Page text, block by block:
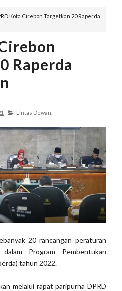
Kota Cirebon Targetkan 20 Raperda
Raperda
Lintas Dewan,
20 rancangan peraturan
Program Pembentukan
tahun 2022.
melalui rapat paripurna DPRD